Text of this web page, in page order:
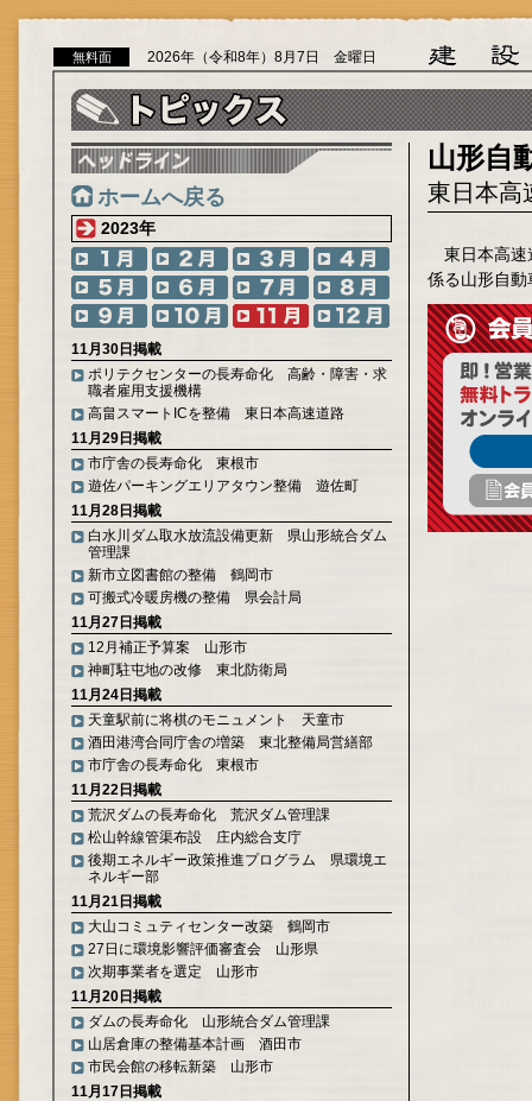
無料面 2026年（令和8年）8月7日 金曜日
ホームへ戻る
2023年
11月30日掲載
ポリテクセンターの長寿命化 高齢・障害・求
職者雇用支援機構
高畠スマートICを整備 東日本高速道路
11月29日掲載
市庁舎の長寿命化 東根市
遊佐パーキングエリアタウン整備 遊佐町
11月28日掲載
白水川ダム取水放流設備更新 県山形統合ダム
管理課
新市立図書館の整備 鶴岡市
可搬式冷暖房機の整備 県会計局
11月27日掲載
12月補正予算案 山形市
神町駐屯地の改修 東北防衛局
11月24日掲載
天童駅前に将棋のモニュメント 天童市
酒田港湾合同庁舎の増築 東北整備局営繕部
市庁舎の長寿命化 東根市
11月22日掲載
荒沢ダムの長寿命化 荒沢ダム管理課
松山幹線管渠布設 庄内総合支庁
後期エネルギー政策推進プログラム 県環境エ
ネルギー部
11月21日掲載
大山コミュティセンター改築 鶴岡市
27日に環境影響評価審査会 山形県
次期事業者を選定 山形市
11月20日掲載
ダムの長寿命化 山形統合ダム管理課
山居倉庫の整備基本計画 酒田市
市民会館の移転新築 山形市
11月17日掲載
山形自
東日本高
東日本高速
係る山形自